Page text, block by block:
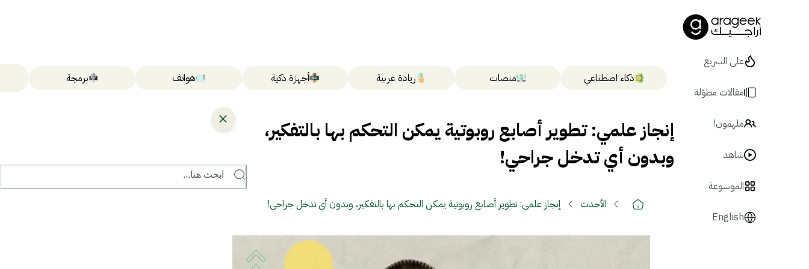
على السريع
مقالات مطوّلة
ملهمون!
شاهد
الموسوعة
English
ذكاء اصطناعي منصات ريادة عربية أجهزة ذكية هواتف برمجة
إنجاز علمي: تطوير أصابع روبوتية يمكن التحكم بها بالتفكير،
وبدون أي تدخل جراحي!
الأحدث إنجاز علمي: تطوير أصابع روبوتية يمكن التحكم بها بالتفكير، وبدون أي تدخل جراحي!
ابحث هنا...